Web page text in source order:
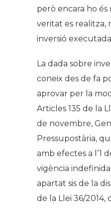
però encara ho és
veritat es realitza,
inversió
La dada sobre
coneix des de fa
aprovar per la
Articles 135 de la
de novembre,
Pressupostària,
amb efectes a l’1
vigència
apartat sis de la
de la Llei 36/2014,